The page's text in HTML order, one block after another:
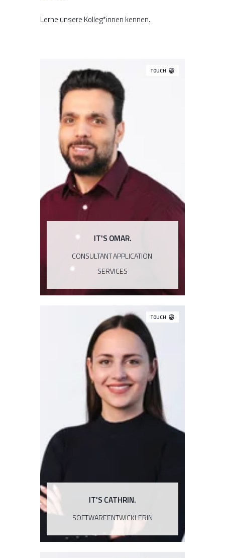
Lerne unsere Kolleg*innen kennen.
TOUCH
IT'S OMAR.
CONSULTANT APPLICATION
SERVICES
TOUCH
„Eine Anwendung über Jahre mit
meinem Team gemeinsam entwickeln
und sie dann erfolgreich live zu sehen,
IT'S CATHRIN.
SOFTWAREENTWICKLERIN